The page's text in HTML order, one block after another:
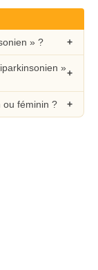
» ?
»
ou féminin ?